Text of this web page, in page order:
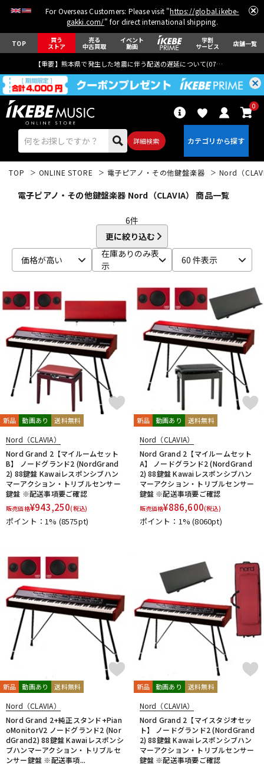
For Overseas Customers: Please visit "https://global.ikebe-
gakki.com/" for direct international shipping.
TOP 買う
ストア
売る
中古買取
イベント
動画
学割
サービス 店舗一覧
【重要】熊本県で発生した地震に伴う配送の遅延について(07月29日
詳細検索
0
ドラム パーカッション
キーボード 電子ピアノ
その他楽器
アンプ エフェクター
DJ機器 DTM
配信/ライブ機器 楽器アクセサリ
中古 ヴィンテージ
TOP ONLINE STORE 電子ピアノ・その他鍵盤楽器 Nord（
電子ピアノ・その他鍵盤楽器 Nord（CLAVIA） 商品一覧
6件
更に絞り込む
価格が高い
在庫ありのみ表
示
60 件表示
新品 動画あり 送料無料
Nord（CLAVIA）
Nord Grand 2【マイルームセット
B】 ノードグランド2 (NordGrand
2) 88鍵盤 Kawaiレスポンシブハン
マーアクション・トリブルセンサー
鍵盤 ※配送事項要ご確認
販売価格¥943,250(税込)
ポイント：1% (8575pt)
新品 動画あり 送料無料
Nord（CLAVIA）
Nord Grand 2【マイルームセット
A】 ノードグランド2 (NordGrand
2) 88鍵盤 Kawaiレスポンシブハン
マーアクション・トリブルセンサー
鍵盤 ※配送事項要ご確認
販売価格¥886,600(税込)
ポイント：1%(8060pt)
新品 動画あり 送料無料
Nord（CLAVIA）
Nord Grand 2+純正スタンド+Pian
oMonitorV2 ノードグランド2 (Nor
dGrand2) 88鍵盤 Kawaiレスポンシ
ブハンマーアクション・トリブルセ
ンサー鍵盤 ※配送事項...
新品 動画あり 送料無料
Nord（CLAVIA）
Nord Grand 2【マイスタジオセッ
ト】 ノードグランド2 (NordGrand
2) 88鍵盤 Kawaiレスポンシブハン
マーアクション・トリブルセンサー
鍵盤 ※配送事項要ご確認